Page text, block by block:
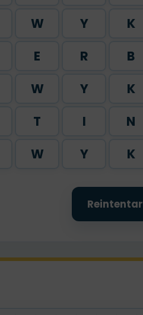
W Y K
E R B
W Y K
T I N
W Y K
Reintentar